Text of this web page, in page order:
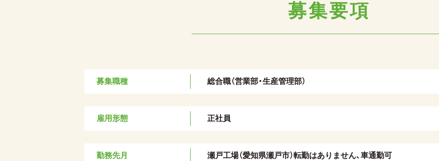
募集要項
募集職種 総合職（営業部・生産管理部）
雇用形態 正社員
勤務先月 瀬戸工場（愛知県瀬戸市）転勤はありません、車通勤可